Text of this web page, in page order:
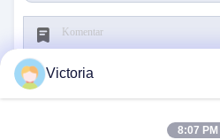
Victoria
8:07 PM